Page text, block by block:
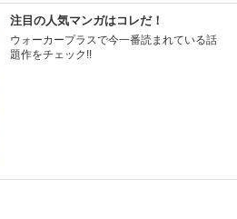
注目の人気マンガはコレだ！
ウォーカープラスで今一番読まれている話
題作をチェック!!